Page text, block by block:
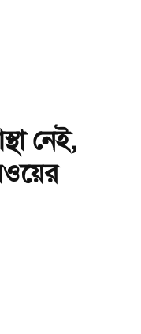
নেই,